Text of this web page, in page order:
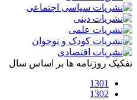
تفکیک روزنامه ها بر اساس سال
1301
1302